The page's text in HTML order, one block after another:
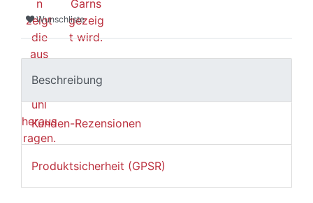
Wunschliste
Beschreibung
Kunden-Rezensionen
Produktsicherheit (GPSR)